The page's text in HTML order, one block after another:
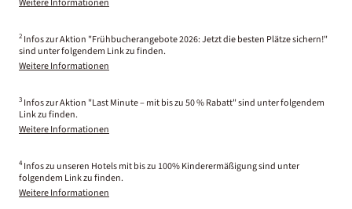
Weitere Informationen
2 Infos zur Aktion "Frühbucherangebote 2026: Jetzt die besten Plätze sichern!"
sind unter folgendem Link zu finden.
Weitere Informationen
3 Infos zur Aktion "Last Minute – mit bis zu 50 % Rabatt" sind unter folgendem
Link zu finden.
Weitere Informationen
4 Infos zu unseren Hotels mit bis zu 100% Kinderermäßigung sind unter
folgendem Link zu finden.
Weitere Informationen